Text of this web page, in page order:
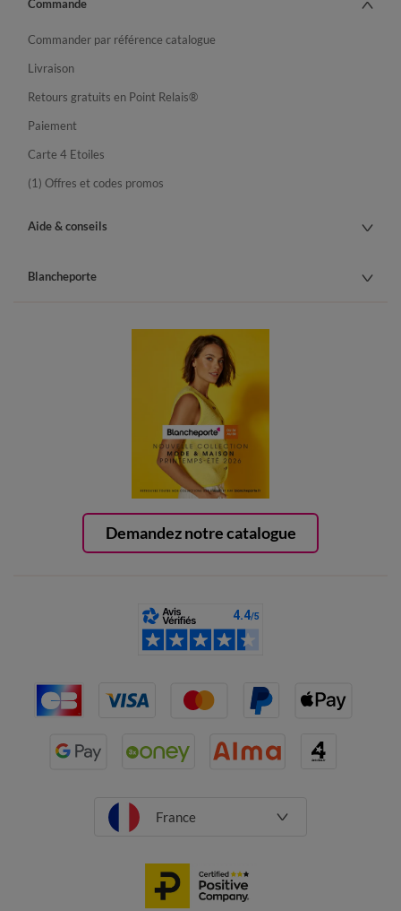
Demandez notre catalogue
Commande
Commander par référence catalogue
Livraison
Retours gratuits en Point Relais®
Paiement
Carte 4 Etoiles
(1) Offres et codes promos
Aide & conseils
Blancheporte
France